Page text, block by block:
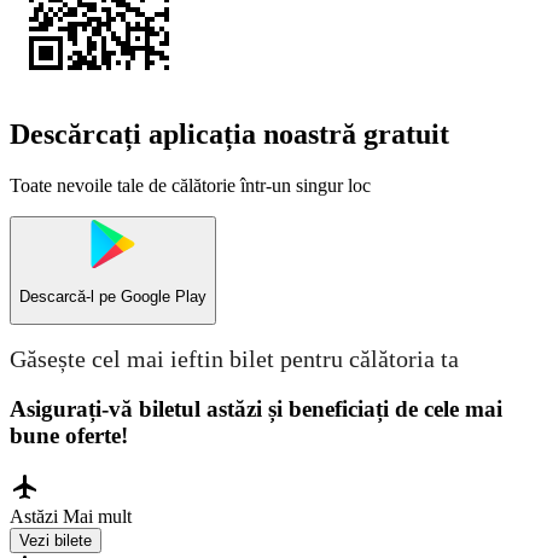
Descărcați aplicația noastră gratuit
Toate nevoile tale de călătorie într-un singur loc
Descarcă-l pe Google Play
Găsește cel mai ieftin bilet pentru călătoria ta
Asigurați-vă biletul astăzi și beneficiați de cele mai
bune oferte!
Astăzi Mai mult
Vezi bilete